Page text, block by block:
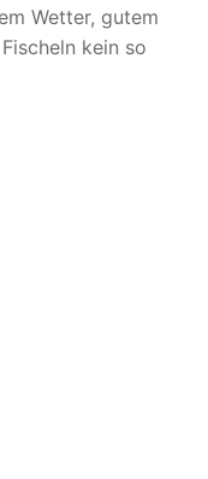
Wetter, gutem
kein so